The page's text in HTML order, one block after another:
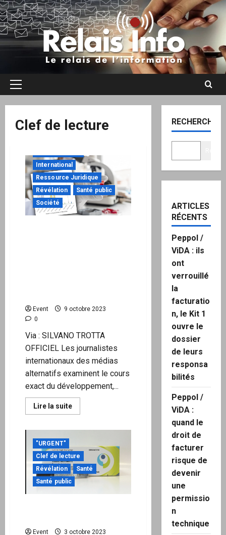
Aller
au
contenu
Menu
Clef de lecture
International
Ressource Juridique
Révélation
Santé public
Société
Event
9 octobre 2023
0
Via : SILVANO TROTTA
OFFICIEL Les journalistes
internationaux des médias
alternatifs examinent le cours
exact du développement,...
Lire la suiteEn
savoir
2
”
–
La
deuxième
était
"URGENT"
Clef de lecture
Révélation
Santé
Santé public
Event
3 octobre 2023
RECHERCHER
ARTICLES
RÉCENTS
Peppol /
ViDA : ils
ont
verrouillé
la
facturatio
n, le Kit 1
ouvre le
dossier
de leurs
responsa
bilités
Peppol /
ViDA :
quand le
droit de
facturer
risque de
devenir
une
permissio
n
technique